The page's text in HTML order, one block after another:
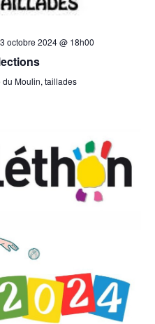
octobre 2024 @ 18h00
du Moulin, taillades